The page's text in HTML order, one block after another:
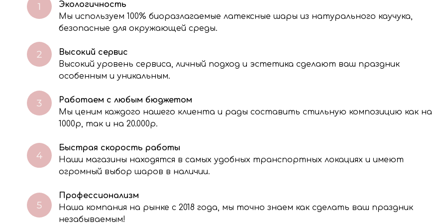
электронную форму, Вы даете согласие на обработку, сбор, хранение и передачу
Вами информации на условиях Политики обработки персональных данных.
Экологичность
Мы используем 100% биоразлагаемые латексные шары из натурального каучука,
безопасные для окружающей среды.
Высокий сервис
Высокий уровень сервиса, личный подход и эстетика сделают ваш праздник
особенным и уникальным.
Работаем с любым бюджетом
Мы ценим каждого нашего клиента и рады составить стильную композицию как на
1000р, так и на 20.000р.
Быстрая скорость работы
Наши магазины находятся в самых удобных транспортных локациях и имеют
огромный выбор шаров в наличии.
Профессионализм
Наша компания на рынке с 2018 года, мы точно знаем как сделать ваш праздник
незабываемым!